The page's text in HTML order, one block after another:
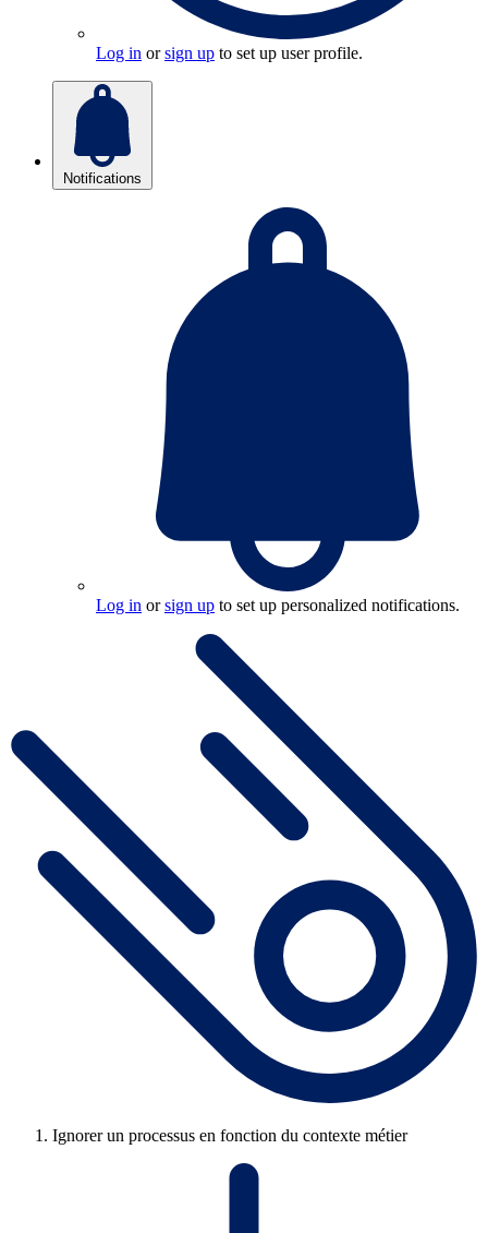
Log in orsign up to set up user profile.
Notifications
Log in orsign up to set up personalized notifications.
Ignorer un processus en fonction du contexte métier